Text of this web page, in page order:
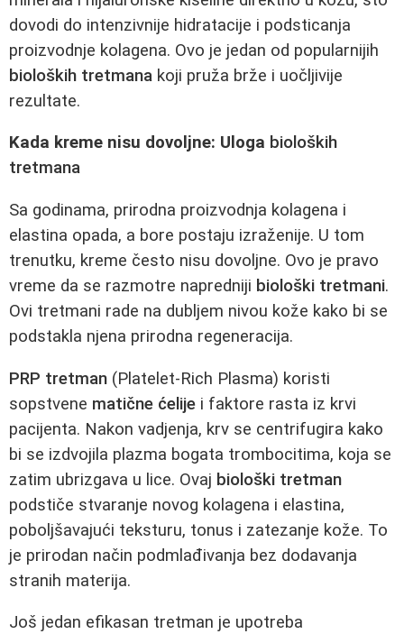
dovodi do intenzivnije hidratacije i podsticanja
proizvodnje kolagena. Ovo je jedan od popularnijih
bioloških tretmana koji pruža brže i uočljivije
rezultate.
Kada kreme nisu dovoljne: Uloga bioloških
tretmana
Sa godinama, prirodna proizvodnja kolagena i
elastina opada, a bore postaju izraženije. U tom
trenutku, kreme često nisu dovoljne. Ovo je pravo
vreme da se razmotre napredniji biološki tretmani.
Ovi tretmani rade na dubljem nivou kože kako bi se
podstakla njena prirodna regeneracija.
PRP tretman (Platelet-Rich Plasma) koristi
sopstvene matične ćelije i faktore rasta iz krvi
pacijenta. Nakon vadjenja, krv se centrifugira kako
bi se izdvojila plazma bogata trombocitima, koja se
zatim ubrizgava u lice. Ovaj biološki tretman
podstiče stvaranje novog kolagena i elastina,
poboljšavajući teksturu, tonus i zatezanje kože. To
je prirodan način podmlađivanja bez dodavanja
stranih materija.
Još jedan efikasan tretman je upotreba